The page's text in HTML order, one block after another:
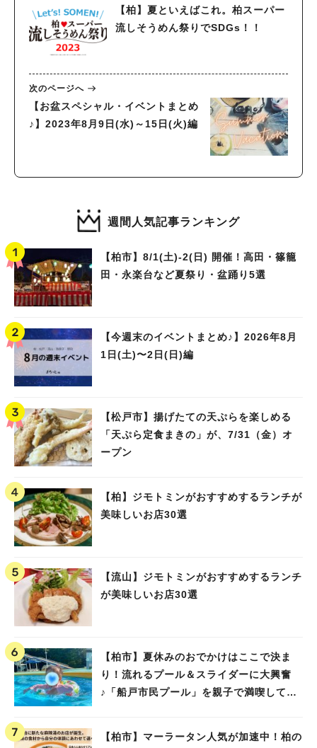
【柏】夏といえばこれ。柏スーパー
流しそうめん祭りでSDGs！！
次のページへ
【お盆スペシャル・イベントまとめ
♪】2023年8月9日(水)～15日(火)編
週間人気記事ランキング
【柏市】8/1(土)‐2(日) 開催！高田・篠籠
田・永楽台など夏祭り・盆踊り5選
【今週末のイベントまとめ♪】2026年8月
1日(土)〜2日(日)編
【松戸市】揚げたての天ぷらを楽しめる
「天ぷら定食まきの」が、7/31（金）オ
ープン
【柏】ジモトミンがおすすめするランチが
美味しいお店30選
【流山】ジモトミンがおすすめするランチ
が美味しいお店30選
【柏市】夏休みのおでかけはここで決ま
り！流れるプール＆スライダーに大興奮
♪「船戸市民プール」を親子で満喫してき
【柏市】マーラータン人気が加速中！柏の